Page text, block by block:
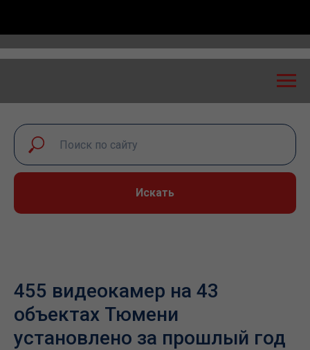
Искать
455 видеокамер на 43
объектах Тюмени
установлено за прошлый год